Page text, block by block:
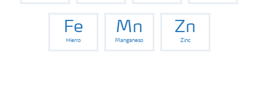
Fe
Hierro
Mn
Manganeso
Zn
Zinc